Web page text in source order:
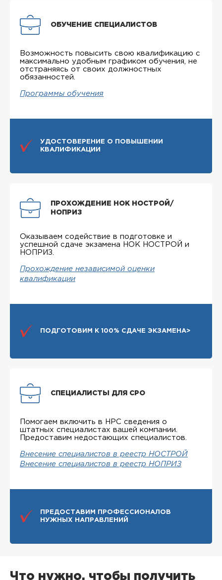
ОБУЧЕНИЕ СПЕЦИАЛИСТОВ
Возможность повысить свою квалификацию с
максимально удобным графиком обучения, не
отстраняясь от своих должностных
обязанностей.
Программы обучения
УДОСТОВЕРЕНИЕ О ПОВЫШЕНИИ
КВАЛИФИКАЦИИ
ПРОХОЖДЕНИЕ НОК НОСТРОЙ/
НОПРИЗ
Оказываем содействие в подготовке и
успешной сдаче экзамена НОК НОСТРОЙ и
НОПРИЗ.
Прохождение независимой оценки
квалификации
ПОДГОТОВИМ К 100% СДАЧЕ ЭКЗАМЕНА>
СПЕЦИАЛИСТЫ ДЛЯ СРО
Помогаем включить в НРС сведения о
штатных специалистах вашей компании.
Предоставим недостающих специалистов.
Внесение специалистов в реестр НОСТРОЙ
Внесение специалистов в реестр НОПРИЗ
ПРЕДОСТАВИМ ПРОФЕССИОНАЛОВ
НУЖНЫХ НАПРАВЛЕНИЙ
Что нужно, чтобы получить